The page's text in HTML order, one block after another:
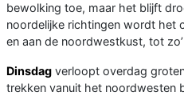
bewolking toe, maar het blijft
noordelijke richtingen wordt het
en aan de noordwestkust, tot
Dinsdag verloopt overdag
trekken vanuit het noordwesten